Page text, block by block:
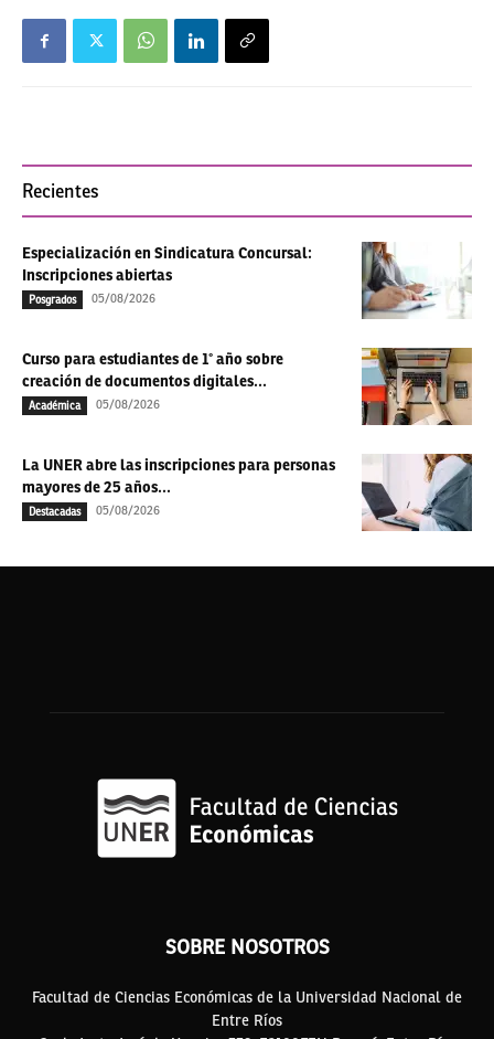
Recientes
Especialización en Sindicatura Concursal:
Inscripciones abiertas
Posgrados 05/08/2026
Curso para estudiantes de 1° año sobre
creación de documentos digitales...
Académica 05/08/2026
La UNER abre las inscripciones para personas
mayores de 25 años...
Destacadas 05/08/2026
SOBRE NOSOTROS
Facultad de Ciencias Económicas de la Universidad Nacional de
Entre Ríos